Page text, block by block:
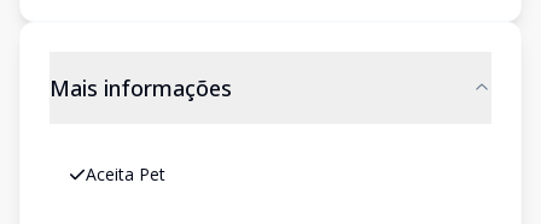
Mais informações
Aceita Pet